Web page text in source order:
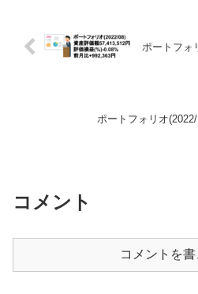
ポートフォ
ポートフォリオ
コメント
コメントを